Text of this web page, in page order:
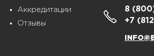
Аккредитации
Отзывы
8
+7